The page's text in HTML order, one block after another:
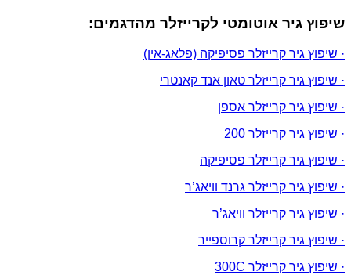
שיפוץ גיר אוטומטי לקרייזלר מהדגמים:
· שיפוץ גיר קרייזלר פסיפיקה (פלאג-אין)
· שיפוץ גיר קרייזלר טאון אנד קאנטרי
· שיפוץ גיר קרייזלר אספן
· שיפוץ גיר קרייזלר 200
· שיפוץ גיר קרייזלר פסיפיקה
· שיפוץ גיר קרייזלר גרנד וויאג’ר
· שיפוץ גיר קרייזלר וויאג’ר
· שיפוץ גיר קרייזלר קרוספייר
· שיפוץ גיר קרייזלר 300C